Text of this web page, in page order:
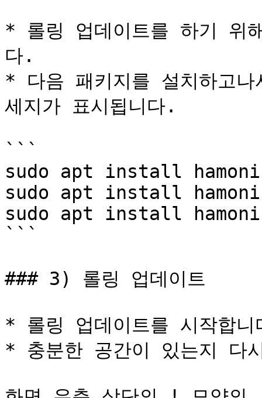
* 롤링 업데이트를 하기 위
다.
* 다음 패키지를 설치하고
세지가 표시됩니다.
```
sudo apt install
sudo apt install
sudo apt install
```
### 3) 롤링 업데이트
* 롤링 업데이트를 시작합
* 충분한 공간이 있는지 다